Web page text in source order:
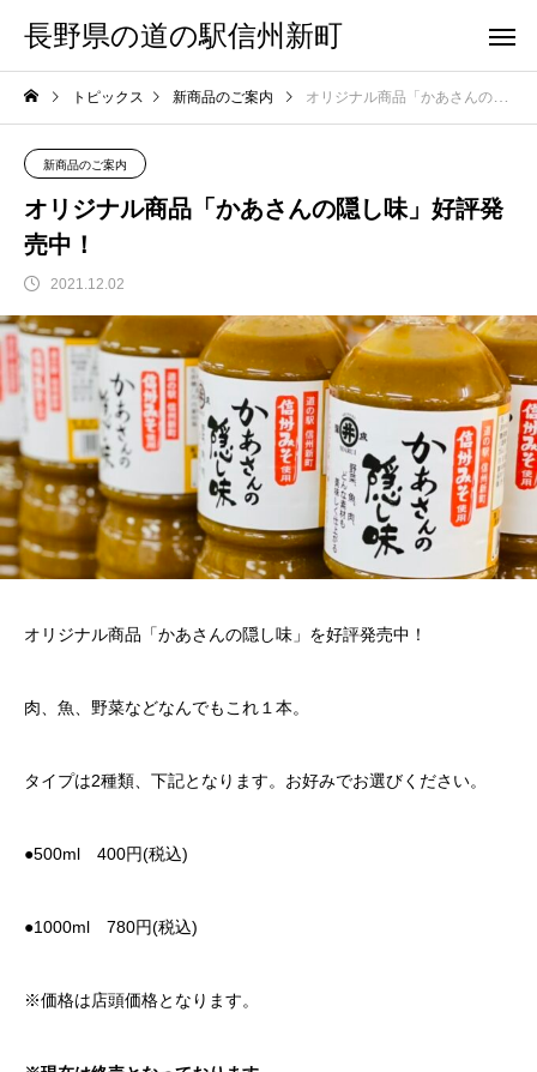
長野県の道の駅信州新町
トピックス 新商品のご案内 オリジナル商品「かあさんの隠し味」好評発売中！
新商品のご案内
オリジナル商品「かあさんの隠し味」好評発
売中！
2021.12.02
オリジナル商品「かあさんの隠し味」を好評発売中！
肉、魚、野菜などなんでもこれ１本。
タイプは2種類、下記となります。お好みでお選びください。
●500ml 400円(税込)
●1000ml 780円(税込)
※価格は店頭価格となります。